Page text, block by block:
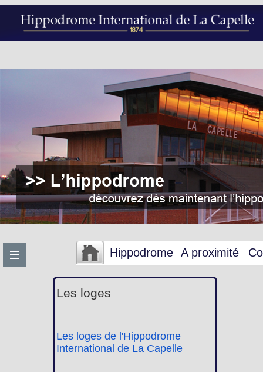
Hippodrome A proximité
Les loges
Les loges de l'Hippodrome
International de La Capelle